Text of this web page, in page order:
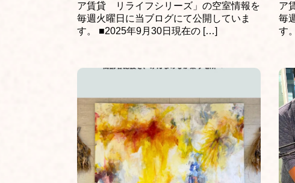
ア賃貸 リライフシリーズ」の空室情報を
毎週火曜日に当ブログにて公開していま
す。 ■2025年9月30日現在の […]
ア
毎
す